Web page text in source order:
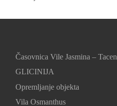
Časovnica Vile Jasmina – Tacen
GLICINIJA
Opremljanje objekta
Vila Osmanthus